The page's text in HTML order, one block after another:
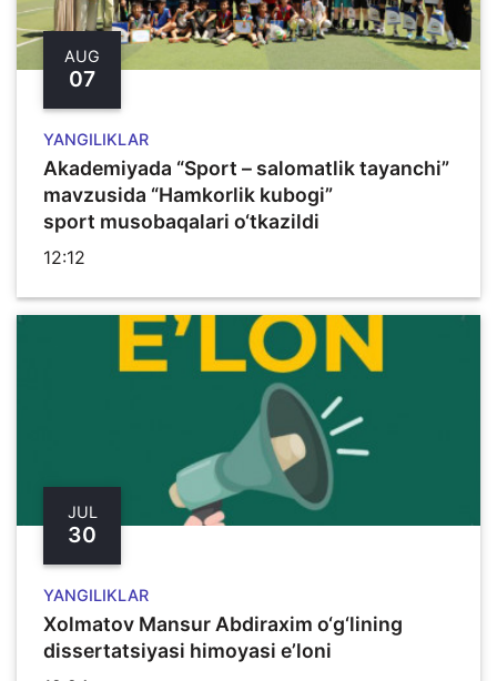
AUG
07
YANGILIKLAR
Akademiyada “Sport – salomatlik tayanchi”
mavzusida “Hamkorlik kubogi”
sport musobaqalari o‘tkazildi
12:12
JUL
30
YANGILIKLAR
Xolmatov Mansur Abdiraxim o‘g‘lining
dissertatsiyasi himoyasi e’loni